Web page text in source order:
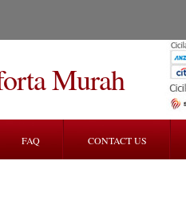
Murah
FAQ CONTACT US